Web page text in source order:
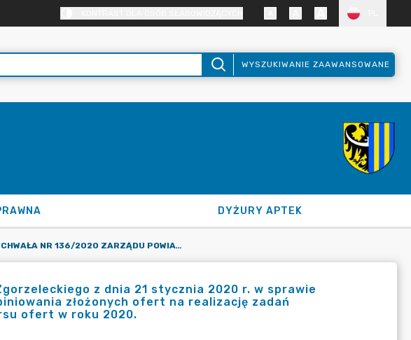
WYSZUKIWANIE ZAAWANSOWANE
DYŻURY APTEK
UCHWAŁA NR 136/2020 ZARZĄDU POWIATU ZGORZELECKIEGO Z DNIA 21 STYCZNIA 2020 R. W SPRAWIE POWOŁANIA KOMISJI KONKURSOWEJ W CELU OPINIOWANIA ZŁOŻONYCH OFERT NA REALIZACJĘ ZADAŃ PUBLICZNYCH W RAMACH OTWARTEGO KONKURSU OFERT W ROKU 2020.
z dnia 21 stycznia 2020 r. w sprawie
złożonych ofert na realizację zadań
ofert w roku 2020.